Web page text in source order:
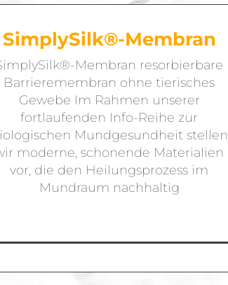
SimplySilk®-Membran
Membran resorbierbare
Barrieremembran ohne tierisches
Gewebe Im Rahmen unserer
fortlaufenden Info-Reihe zur
Mundgesundheit stellen
moderne, schonende Materialien
vor, die den Heilungsprozess im
Mundraum nachhaltig